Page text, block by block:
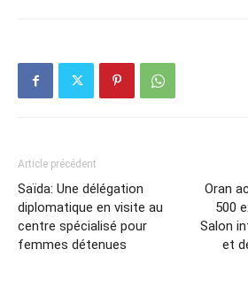
Article précédent
Saïda: Une délégation
diplomatique en visite au
centre spécialisé pour
femmes détenues
Oran
500
Salon
et